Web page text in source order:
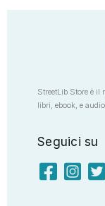
StreetLib Store è il
libri, ebook, e
Seguici su